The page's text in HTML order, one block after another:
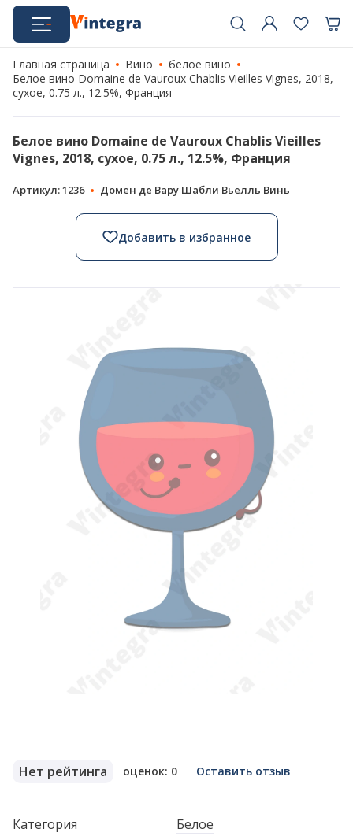
Главная страница Вино
белое вино
Белое вино Domaine de Vauroux Chablis Vieilles Vignes, 2018,
сухое, 0.75 л., 12.5%, Франция
Белое вино Domaine de Vauroux Chablis Vieilles
Vignes, 2018, сухое, 0.75 л., 12.5%, Франция
Артикул: 1236 Домен де Вару Шабли Вьелль Винь
Добавить в избранное
Нет рейтинга оценок: 0 Оставить отзыв
Категория
Белое